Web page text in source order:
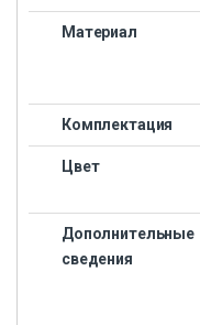
Материал
Комплектация
Цвет
Дополнительные
сведения